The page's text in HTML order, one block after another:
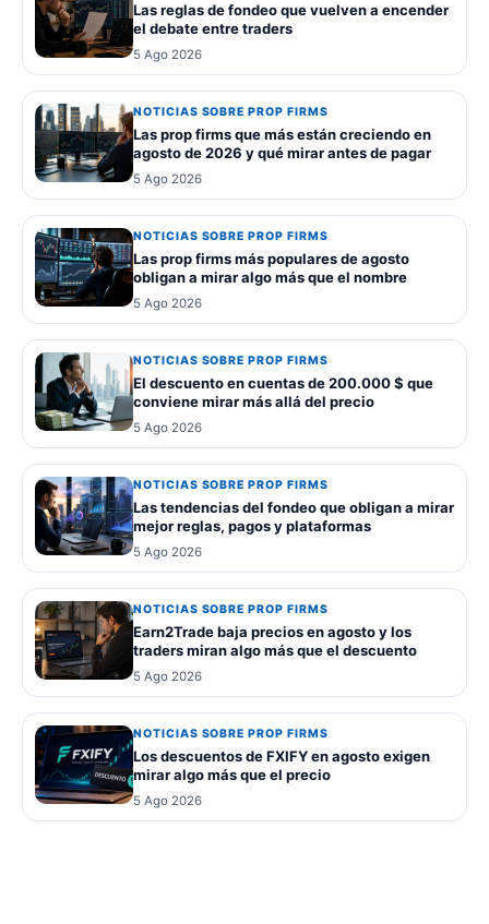
Las reglas de fondeo que vuelven a encender
el debate entre traders
5 Ago 2026
NOTICIAS SOBRE PROP FIRMS
Las prop firms que más están creciendo en
agosto de 2026 y qué mirar antes de pagar
5 Ago 2026
NOTICIAS SOBRE PROP FIRMS
Las prop firms más populares de agosto
obligan a mirar algo más que el nombre
5 Ago 2026
NOTICIAS SOBRE PROP FIRMS
El descuento en cuentas de 200.000 $ que
conviene mirar más allá del precio
5 Ago 2026
NOTICIAS SOBRE PROP FIRMS
Las tendencias del fondeo que obligan a mirar
mejor reglas, pagos y plataformas
5 Ago 2026
NOTICIAS SOBRE PROP FIRMS
Earn2Trade baja precios en agosto y los
traders miran algo más que el descuento
5 Ago 2026
NOTICIAS SOBRE PROP FIRMS
Los descuentos de FXIFY en agosto exigen
mirar algo más que el precio
5 Ago 2026